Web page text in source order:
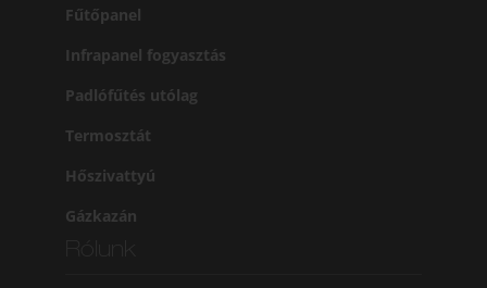
Fűtőpanel
Infrapanel fogyasztás
Padlófűtés utólag
Termosztát
Hőszivattyú
Gázkazán